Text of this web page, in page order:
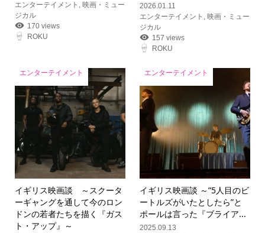
エンターテイメント , 映画・ミュー
ジカル
170 views
ROKU
2026.01.11
エンターテイメント , 映画・ミュー
ジカル
157 views
ROKU
エンターテイメント
イギリス映画談 ～スクータ
ーギャングを通して今のロン
ドンの若者たちを描く『ガス
ト・アップ』～
エンターテイメント
イギリス映画談 ～”5人目のビ
ートルズがいたとしたら”と
ポールは言った『ブライア...
2025.09.13